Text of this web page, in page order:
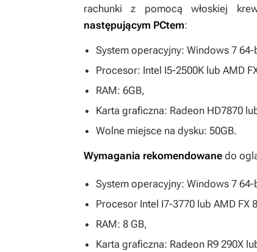
rachunki z pomocą włoskiej
następującym PCtem:
System operacyjny: Windows 7 64-
Procesor: Intel I5-2500K lub AMD
RAM: 6GB,
Karta graficzna: Radeon HD7870
Wolne miejsce na dysku: 50GB.
Wymagania rekomendowane do
System operacyjny: Windows 7 64-
Procesor Intel I7-3770 lub AMD FX
RAM: 8 GB,
Karta graficzna: Radeon R9 290X